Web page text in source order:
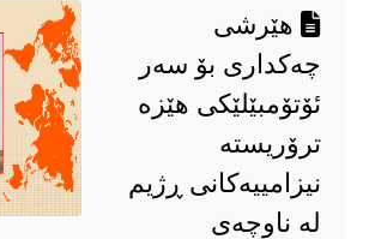
هێرشی
چەکداری بۆ سەر
ئۆتۆمبێلێکی هێزە
ترۆریستە
نیزامییەكانی ڕژیم
لە ناوچەی